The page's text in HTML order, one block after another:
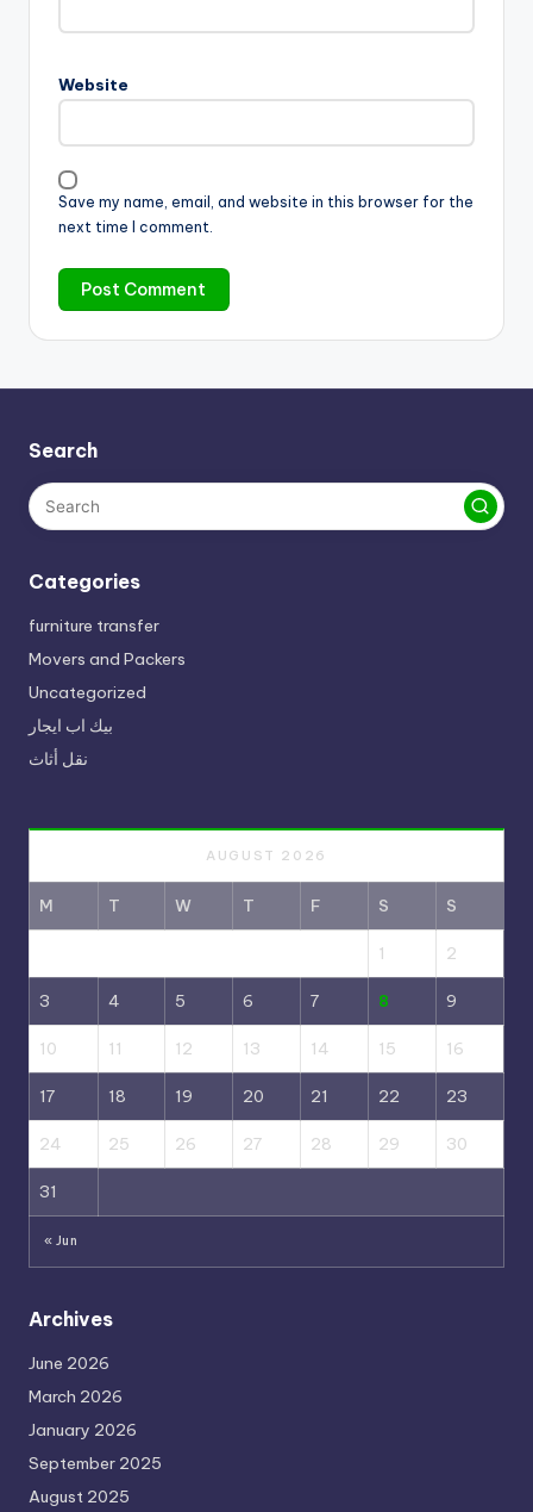
Website
Save my name, email, and website in this browser for the
next time I comment.
Search
Categories
furniture transfer
Movers and Packers
Uncategorized
بيك اب ايجار
نقل أثاث
AUGUST 2026
M T W T F S S
1 2
3 4 5 6 7 8 9
10 11 12 13 14 15 16
17 18 19 20 21 22 23
24 25 26 27 28 29 30
31
« Jun
Archives
June 2026
March 2026
January 2026
September 2025
August 2025